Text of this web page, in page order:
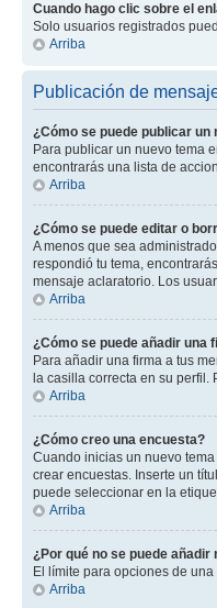
Cuando hago clic sobre el
Solo usuarios registrados
Arriba
Publicación de
¿Cómo se puede publicar un
Para publicar un nuevo tema
encontrarás una lista de
Arriba
¿Cómo se puede editar o
A menos que sea
respondió tu tema,
mensaje aclaratorio. Los
Arriba
¿Cómo se puede añadir una
Para añadir una firma a tus
la casilla correcta en su
Arriba
¿Cómo creo una encuesta?
Cuando inicias un nuevo
crear encuestas. Inserte un
puede seleccionar en la
Arriba
¿Por qué no se puede
El límite para opciones de
Arriba